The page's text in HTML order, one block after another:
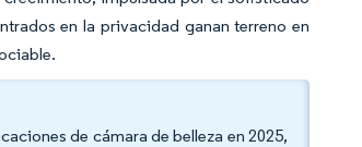
en la privacidad ganan terreno en
de cámara de belleza en 2025,